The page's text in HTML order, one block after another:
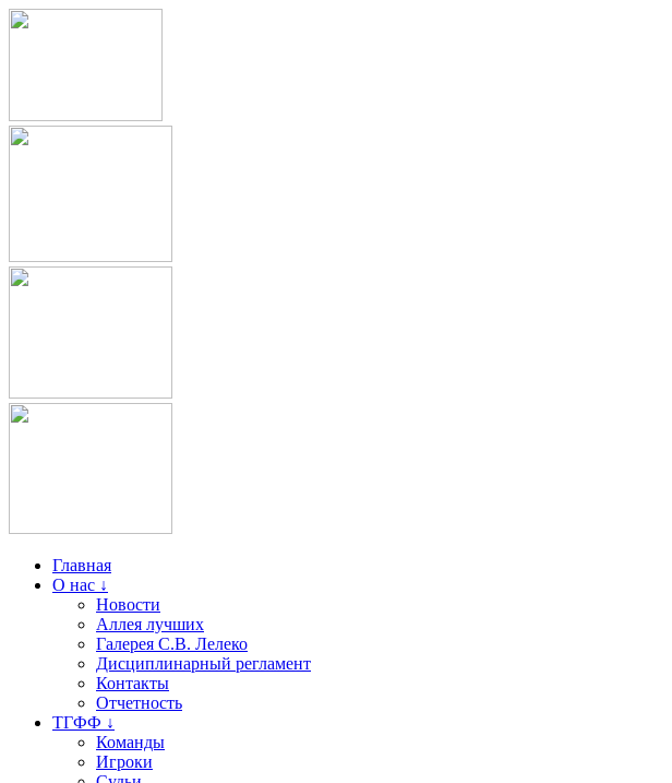
Главная
О нас ↓
Новости
Аллея лучших
Галерея С.В. Лелеко
Дисциплинарный регламент
Контакты
Отчетность
ТГФФ ↓
Команды
Игроки